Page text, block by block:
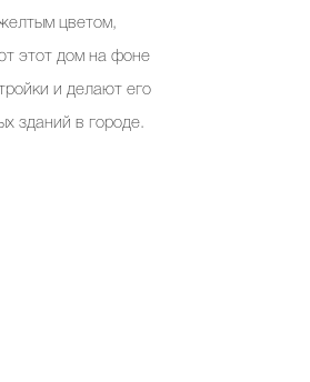
цветом,
этот дом на фоне
и делают его
зданий в городе.